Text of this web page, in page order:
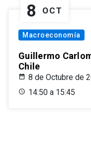
8 OCT
Macroeconomía
Guillermo
Chile
8 de Octubre de
14:50 a 15:45